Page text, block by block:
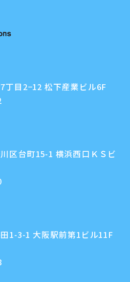
丁目2−12 松下産業ビル6F
区台町15-1 横浜西口ＫＳビ
1-3-1 大阪駅前第1ビル11F